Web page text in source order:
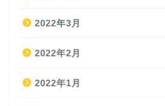
2022年3月
2022年2月
2022年1月